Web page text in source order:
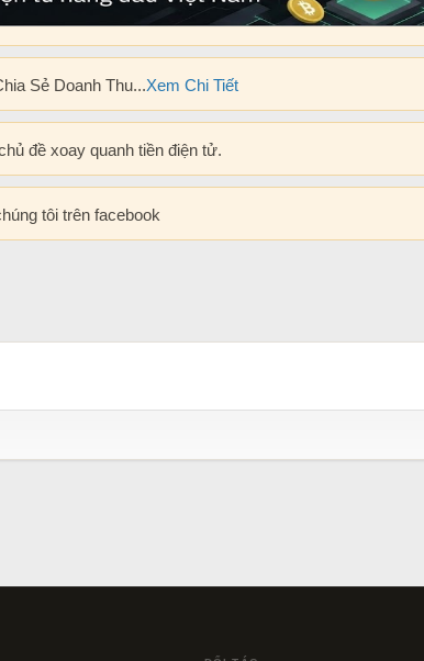
Sẻ Doanh Thu...Xem Chi Tiết
đề xoay quanh tiền điện tử.
tôi trên facebook